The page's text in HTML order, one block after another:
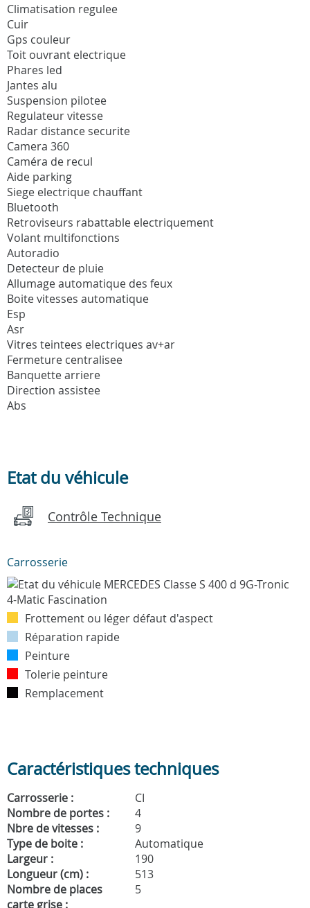
Climatisation regulee
Cuir
Gps couleur
Toit ouvrant electrique
Phares led
Jantes alu
Suspension pilotee
Regulateur vitesse
Radar distance securite
Camera 360
Caméra de recul
Aide parking
Siege electrique chauffant
Bluetooth
Retroviseurs rabattable electriquement
Volant multifonctions
Autoradio
Detecteur de pluie
Allumage automatique des feux
Boite vitesses automatique
Esp
Asr
Vitres teintees electriques av+ar
Fermeture centralisee
Banquette arriere
Direction assistee
Abs
Etat du véhicule
Contrôle Technique
Carrosserie
Frottement ou léger défaut d'aspect
Réparation rapide
Peinture
Tolerie peinture
Remplacement
Caractéristiques techniques
Carrosserie :
CI
Nombre de portes :
4
Nbre de vitesses :
9
Type de boite :
Automatique
Largeur :
190
Longueur (cm) :
513
Nombre de places
carte grise :
5